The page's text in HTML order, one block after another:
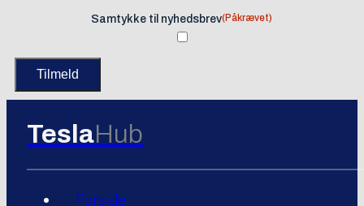
Samtykke til nyhedsbrev(Påkrævet)
TeslaHub
Forside